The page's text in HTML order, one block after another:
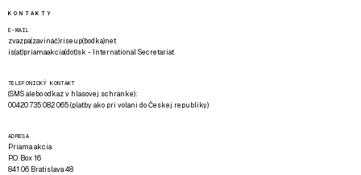
KONTAKTY
E-MAIL
zvazpa(zavináč)riseup(bodka)net
is(at)priamaakcia(dot)sk - International Secretariat
TELEFONICKÝ KONTAKT
(SMS alebo odkaz v hlasovej schránke):
00420 735 082 065 (platby ako pri volaní do Českej republiky)
ADRESA
Priama akcia
P.O. Box 16
841 06 Bratislava 48